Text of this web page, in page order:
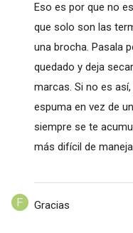
Eso es por que no
que solo son las
una brocha. Pasala
quedado y deja
marcas. Si no es
espuma en vez de
siempre se te
más difícil de
Gracias